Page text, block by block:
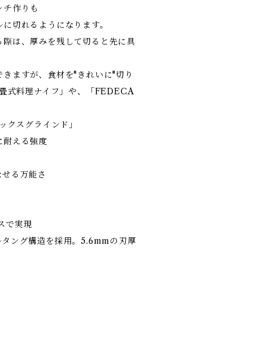
作りも
切れるようになります。
は、厚みを残して切ると先に具
ますが、食材を"きれいに"切り
式料理ナイフ」や、「FEDECA
スグラインド」
耐える強度
る万能さ
で実現
ング構造を採用。5.6mmの刃厚